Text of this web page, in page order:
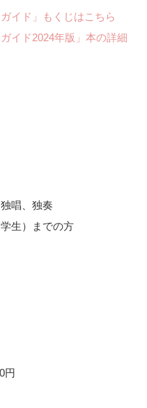
イド」もくじはこちら
イド2024年版」本の詳細
唱、独奏
生）までの方
円